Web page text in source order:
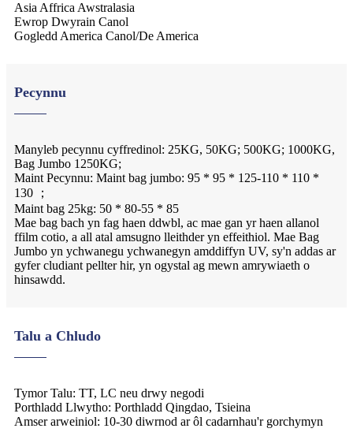
Asia Affrica Awstralasia
Ewrop Dwyrain Canol
Gogledd America Canol/De America
Pecynnu
Manyleb pecynnu cyffredinol: 25KG, 50KG; 500KG; 1000KG,
Bag Jumbo 1250KG;
Maint Pecynnu: Maint bag jumbo: 95 * 95 * 125-110 * 110 *
130 ；
Maint bag 25kg: 50 * 80-55 * 85
Mae bag bach yn fag haen ddwbl, ac mae gan yr haen allanol
ffilm cotio, a all atal amsugno lleithder yn effeithiol. Mae Bag
Jumbo yn ychwanegu ychwanegyn amddiffyn UV, sy'n addas ar
gyfer cludiant pellter hir, yn ogystal ag mewn amrywiaeth o
hinsawdd.
Talu a Chludo
Tymor Talu: TT, LC neu drwy negodi
Porthladd Llwytho: Porthladd Qingdao, Tsieina
Amser arweiniol: 10-30 diwrnod ar ôl cadarnhau'r gorchymyn